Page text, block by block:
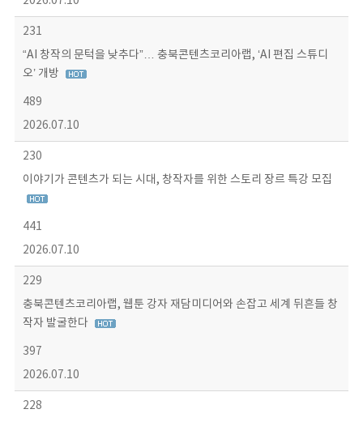
231
“AI 창작의 문턱을 낮추다”… 충북콘텐츠코리아랩, ‘AI 편집 스튜디
오’ 개방
489
2026.07.10
230
이야기가 콘텐츠가 되는 시대, 창작자를 위한 스토리 장르 특강 모집
441
2026.07.10
229
충북콘텐츠코리아랩, 웹툰 강자 재담미디어와 손잡고 세계 뒤흔들 창
작자 발굴한다
397
2026.07.10
228